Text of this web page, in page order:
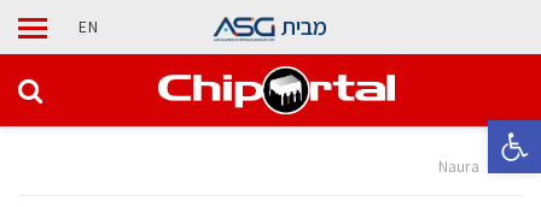
פתח סרגל נגישות
מבית EN
בית Naura